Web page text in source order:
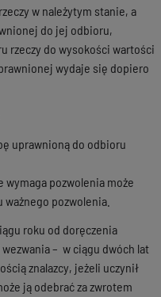
w należytym stanie, a
do jej odbioru,
rzeczy do wysokości wartości
wydaje się dopiero
uprawnioną do odbioru
pozwolenia może
pozwolenia.
roku od doręczenia
– w ciągu dwóch lat
znalazcy, jeżeli uczynił
ją odebrać za zwrotem